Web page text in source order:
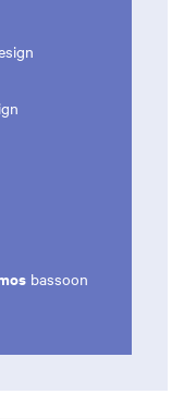
bassoon